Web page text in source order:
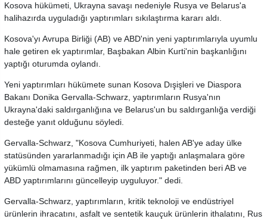
Kosova hükümeti, Ukrayna savaşı nedeniyle Rusya ve Belarus'a
halihazırda uyguladığı yaptırımları sıkılaştırma kararı aldı.
Kosova'yı Avrupa Birliği (AB) ve ABD'nin yeni yaptırımlarıyla uyumlu
hale getiren ek yaptırımlar, Başbakan Albin Kurti'nin başkanlığını
yaptığı oturumda oylandı.
Yeni yaptırımları hükümete sunan Kosova Dışişleri ve Diaspora
Bakanı Donika Gervalla-Schwarz, yaptırımların Rusya'nın
Ukrayna'daki saldırganlığına ve Belarus'un bu saldırganlığa verdiği
desteğe yanıt olduğunu söyledi.
Gervalla-Schwarz, "Kosova Cumhuriyeti, halen AB'ye aday ülke
statüsünden yararlanmadığı için AB ile yaptığı anlaşmalara göre
yükümlü olmamasına rağmen, ilk yaptırım paketinden beri AB ve
ABD yaptırımlarını güncelleyip uyguluyor." dedi.
Gervalla-Schwarz, yaptırımların, kritik teknoloji ve endüstriyel
ürünlerin ihracatını, asfalt ve sentetik kauçuk ürünlerin ithalatını, Rus